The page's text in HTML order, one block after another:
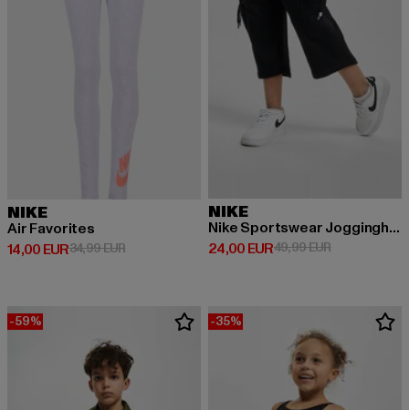
NIKE
Air Favorites
14,00 EUR
Derzeitiger Preis: 14,00 EUR
34,99 EURAktionspreis: 34,99 EUR
NIKE
Nike Sportswear Jogginghose Kinder
24,00 EUR
Derzeitiger Preis: 24,00 EUR
49,99 EURAktionspreis:
-59% -35%